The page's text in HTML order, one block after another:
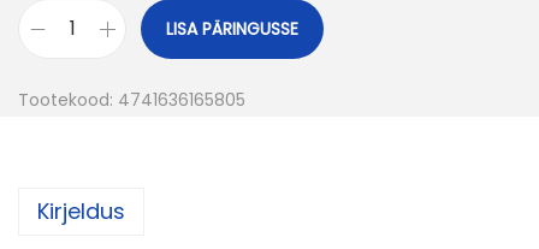
g
LISA PÄRINGUSSE
Tootekood: 4741636165805
Kirjeldus